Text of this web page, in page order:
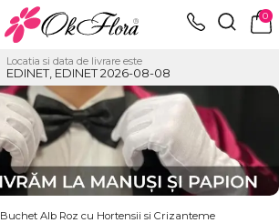
0
Locatia si data de livrare este
EDINET, EDINET 2026-08-08
Buchet Alb Roz cu Hortensii si Crizanteme